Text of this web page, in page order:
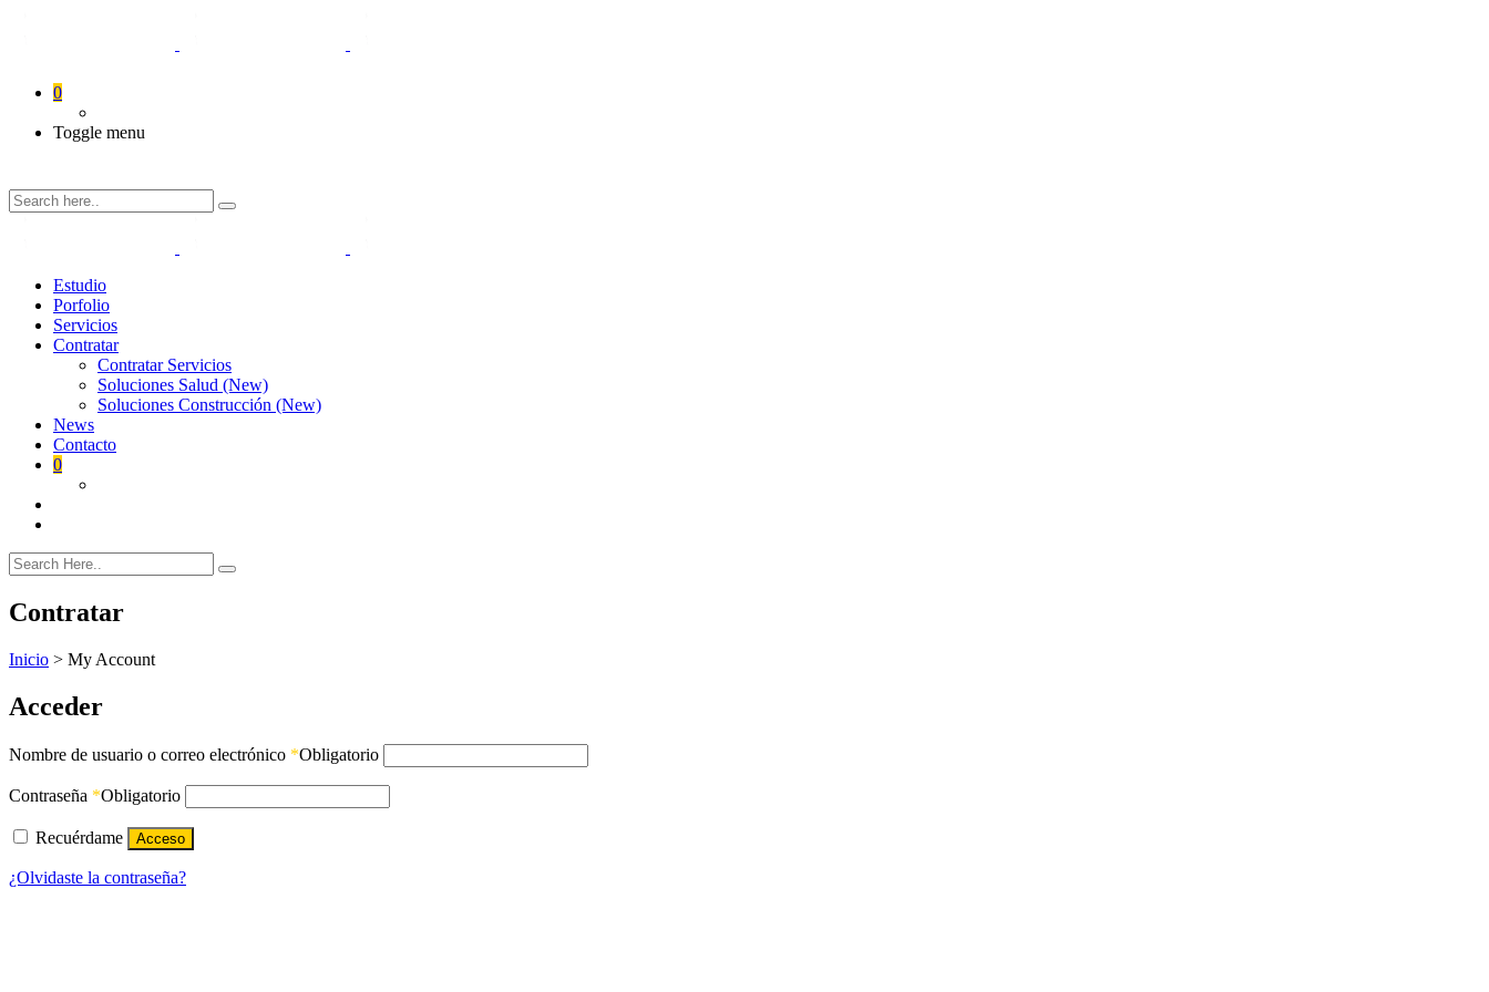
0
Toggle menu
Estudio
Porfolio
Servicios
Contratar
Contratar Servicios
Soluciones Salud (New)
Soluciones Construcción (New)
News
Contacto
0
Contratar
Inicio > My Account
Acceder
Nombre de usuario o correo electrónico *Obligatorio
Contraseña *Obligatorio
Recuérdame Acceso
¿Olvidaste la contraseña?